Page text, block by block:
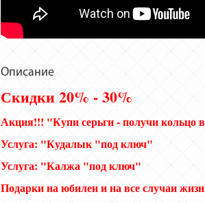
Описание
Скидки 20% - 30%
Акция!!! "Купи серьги - получи кольцо
Услуга: "Кудалык "под ключ"
Услуга: "Калжа "под ключ"
Подарки на юбилеи и на все случаи